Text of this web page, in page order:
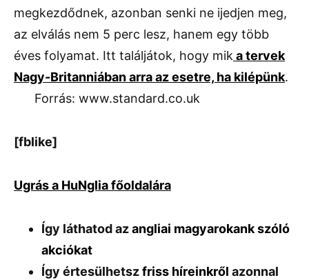
megkezdődnek, azonban senki ne ijedjen meg,
az elválás nem 5 perc lesz, hanem egy több
éves folyamat. Itt találjátok, hogy mika tervek
Nagy-Britanniában arra az esetre, ha kilépünk.
Forrás: www.standard.co.uk
[fblike]
Ugrás a HuNglia főoldalára
Így láthatod azangliai magyarokank szóló
akciókat
Így értesülhetszfriss híreinkről azonnal